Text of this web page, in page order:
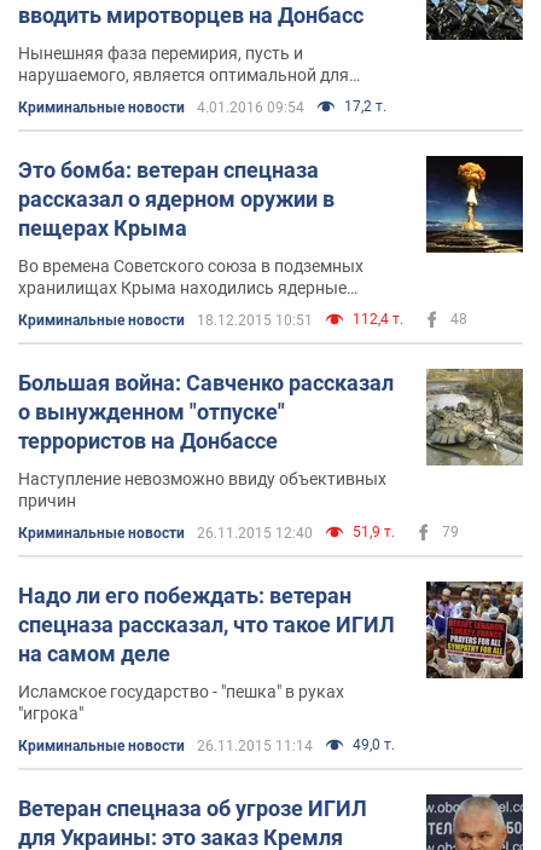
вводить миротворцев на Донбасс
Нынешняя фаза перемирия, пусть и
нарушаемого, является оптимальной для
введения миротворческих сил на Донбасс
Криминальные новости 4.01.2016 09:54 17,2 т.
Это бомба: ветеран спецназа
рассказал о ядерном оружии в
пещерах Крыма
Во времена Советского союза в подземных
хранилищах Крыма находились ядерные
Криминальные новости 18.12.2015 10:51 112,4 т. 48
Большая война: Савченко рассказал
о вынужденном "отпуске"
террористов на Донбассе
Наступление невозможно ввиду объективных
причин
Криминальные новости 26.11.2015 12:40 51,9 т. 79
Надо ли его побеждать: ветеран
спецназа рассказал, что такое ИГИЛ
на самом деле
Исламское государство - "пешка" в руках
"игрока"
Криминальные новости 26.11.2015 11:14 49,0 т.
Ветеран спецназа об угрозе ИГИЛ
для Украины: это заказ Кремля